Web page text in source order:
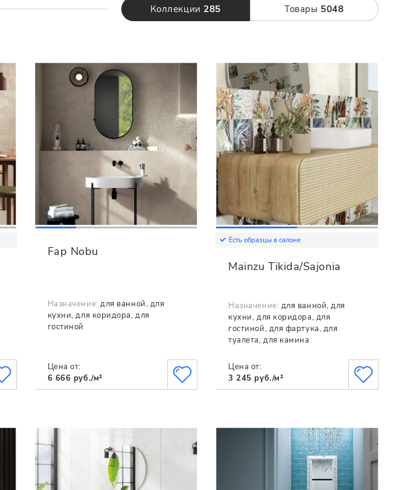
120 x 280
Коллекции 285 Товары 5048
Fap Nobu
Назначение: для ванной, для
кухни, для коридора, для
гостиной
Цена от:
6 666 руб./м²
Есть образцы в салоне
Mainzu Tikida/Sajonia
Назначение: для ванной, для
кухни, для коридора, для
гостиной, для фартука, для
туалета, для камина
Цена от:
3 245 руб./м²